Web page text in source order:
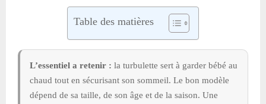
Table des matières
L’essentiel a retenir : la turbulette sert à garder bébé au
chaud tout en sécurisant son sommeil. Le bon modèle
dépend de sa taille, de son âge et de la saison. Une